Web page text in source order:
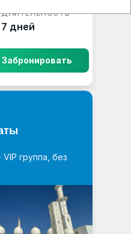
ДЛИТЕЛЬНОСТЬ
7 дней
Забронировать
группа, без